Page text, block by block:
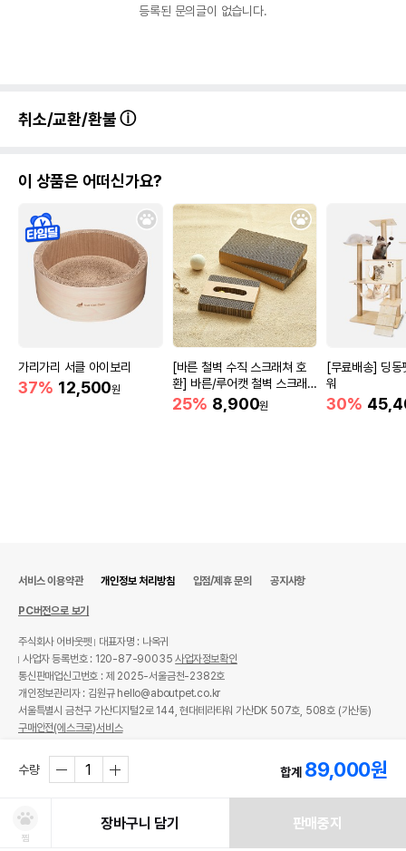
등록된 문의글이 없습니다.
취소/교환/환불
이 상품은 어떠신가요?
가리가리 서클 아이보리
37% 12,500원
[바른 철벽 수직 스크래쳐 호
환] 바른/루어캣 철벽 스크래
쳐 리필
25% 8,900원
[무료배송] 딩동
워
30%
수량 합계 89,000원
찜
장바구니 담기 판매중지
서비스 이용약관 개인정보 처리방침 입점/제휴 문의 공지사항
PC버전으로 보기
주식회사 어바웃펫
대표자명 : 나옥귀
사업자 등록번호 : 120-87-90035사업자정보확인
통신판매업신고번호 : 제 2025-서울금천-2382호
개인정보관리자 : 김원규 hello@aboutpet.co.kr
서울특별시 금천구 가산디지털2로 144, 현대테라타워 가산DK 507호, 508호 (가산동)
구매안전(에스크로)서비스